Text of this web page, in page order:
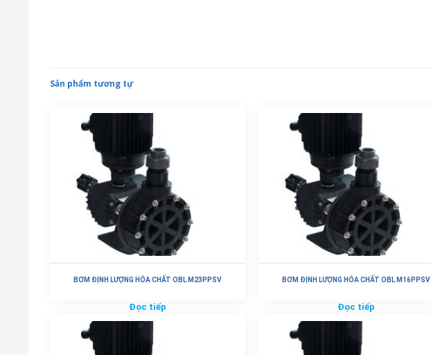
Sản phẩm tương tự
BƠM ĐỊNH LƯỢNG HÓA CHẤT OBL M23PPSV
Đọc tiếp
BƠM ĐỊNH LƯỢNG HÓA CHẤT OBL M16PPSV
Đọc tiếp